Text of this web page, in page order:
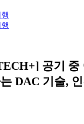
공기 중
DAC 기술,